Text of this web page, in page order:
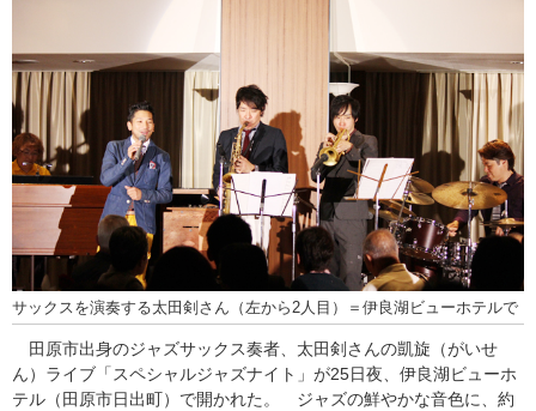
サックスを演奏する太田剣さん（左から2人目）＝伊良湖ビューホテルで
田原市出身のジャズサックス奏者、太田剣さんの凱旋（がいせ
ん）ライブ「スペシャルジャズナイト」が25日夜、伊良湖ビューホ
テル（田原市日出町）で開かれた。 ジャズの鮮やかな音色に、約